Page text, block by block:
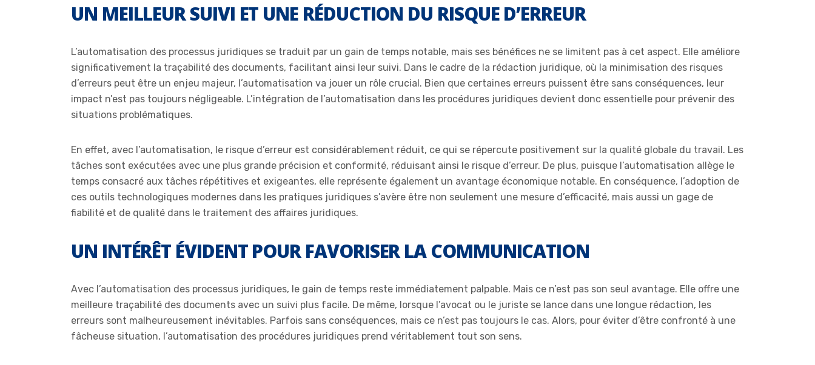
UN MEILLEUR SUIVI ET UNE RÉDUCTION DU RISQUE D’ERREUR
L’automatisation des processus juridiques se traduit par un gain de temps notable, mais ses bénéfices ne se limitent pas à cet aspect. Elle améliore
significativement la traçabilité des documents, facilitant ainsi leur suivi. Dans le cadre de la rédaction juridique, où la minimisation des risques
d’erreurs peut être un enjeu majeur, l’automatisation va jouer un rôle crucial. Bien que certaines erreurs puissent être sans conséquences, leur
impact n’est pas toujours négligeable. L’intégration de l’automatisation dans les procédures juridiques devient donc essentielle pour prévenir des
situations problématiques.
En effet, avec l’automatisation, le risque d’erreur est considérablement réduit, ce qui se répercute positivement sur la qualité globale du travail. Les
tâches sont exécutées avec une plus grande précision et conformité, réduisant ainsi le risque d’erreur. De plus, puisque l’automatisation allège le
temps consacré aux tâches répétitives et exigeantes, elle représente également un avantage économique notable. En conséquence, l’adoption de
ces outils technologiques modernes dans les pratiques juridiques s’avère être non seulement une mesure d’efficacité, mais aussi un gage de
fiabilité et de qualité dans le traitement des affaires juridiques.
UN INTÉRÊT ÉVIDENT POUR FAVORISER LA COMMUNICATION
Avec l’automatisation des processus juridiques, le gain de temps reste immédiatement palpable. Mais ce n’est pas son seul avantage. Elle offre une
meilleure traçabilité des documents avec un suivi plus facile. De même, lorsque l’avocat ou le juriste se lance dans une longue rédaction, les
erreurs sont malheureusement inévitables. Parfois sans conséquences, mais ce n’est pas toujours le cas. Alors, pour éviter d’être confronté à une
fâcheuse situation, l’automatisation des procédures juridiques prend véritablement tout son sens.